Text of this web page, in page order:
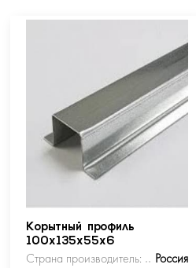
Корытный профиль
100х135х55х6
Страна производитель:
Россия